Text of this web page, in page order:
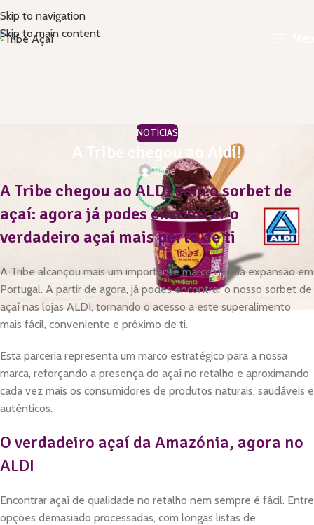
Skip to navigation
Skip to main content
NOTÍCIAS
A Tribe chegou ao Aldi!
Tribe
A Tribe chegou ao ALDI com o sorbet de
açaí: agora já podes encontrar o
verdadeiro açaí mais perto de ti
A Tribe alcançou mais um importante marco na sua expansão em
Portugal. A partir de agora, já podes encontrar o nosso sorbet de
açaí nas lojas ALDI, tornando o acesso a este superalimento
mais fácil, conveniente e próximo de ti.
Esta parceria representa um marco estratégico para a nossa
marca, reforçando a presença do açaí no retalho e aproximando
cada vez mais os consumidores de produtos naturais, saudáveis e
autênticos.
O verdadeiro açaí da Amazónia, agora no
ALDI
Encontrar açaí de qualidade no retalho nem sempre é fácil. Entre
opções demasiado processadas, com longas listas de